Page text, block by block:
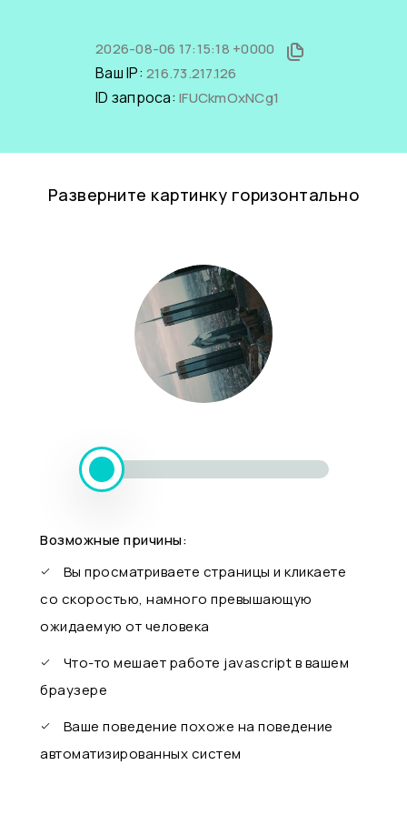
2026-08-06 17:15:18 +0000
Ваш IP: 216.73.217.126
ID запроса: IFUCkmOxNCg1
Разверните картинку горизонтально
Возможные причины:
Вы просматриваете страницы и кликаете
со скоростью, намного превышающую
ожидаемую от человека
Что-то мешает работе javascript в вашем
браузере
Ваше поведение похоже на поведение
автоматизированных систем